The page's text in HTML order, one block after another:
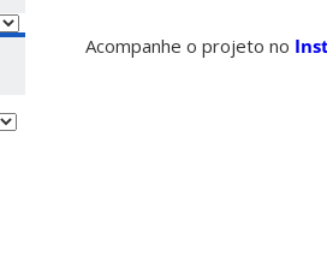
Acompanhe o projeto no